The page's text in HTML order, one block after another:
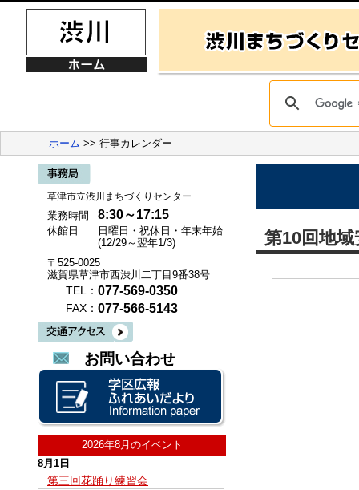
ホーム >> 行事カレンダー
草津市立渋川まちづくりセンター
業務時間 8:30～17:15
休館日
日曜日・祝休日・年末年始
(12/29～翌年1/3)
〒525-0025
滋賀県草津市西渋川二丁目9番38号
TEL： 077-569-0350
FAX： 077-566-5143
お問い合わせ
2026年8月のイベント
8月1日
第三回花踊り練習会
第10回地